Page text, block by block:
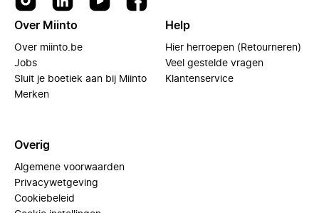
Over Miinto
Over miinto.be
Jobs
Sluit je boetiek aan bij Miinto
Merken
Help
Hier herroepen (Retourneren)
Veel gestelde vragen
Klantenservice
Overig
Algemene voorwaarden
Privacywetgeving
Cookiebeleid